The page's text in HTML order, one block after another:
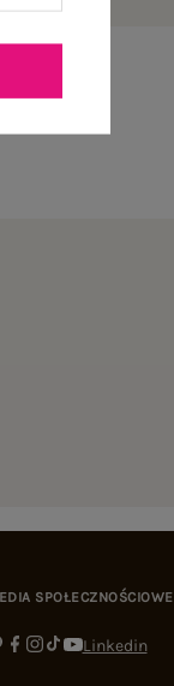
SPOŁECZNOŚCIOWE
Linkedin